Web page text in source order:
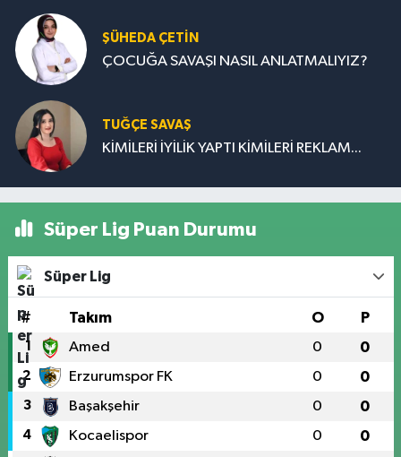
ŞÜHEDA ÇETİN
ÇOCUĞA SAVAŞI NASIL ANLATMALIYIZ?
TUĞÇE SAVAŞ
KİMİLERİ İYİLİK YAPTI KİMİLERİ REKLAM...
Süper Lig Puan Durumu
Süper Lig
# Takım O P
1 Amed 0 0
2 Erzurumspor FK 0 0
3 Başakşehir 0 0
4 Kocaelispor 0 0